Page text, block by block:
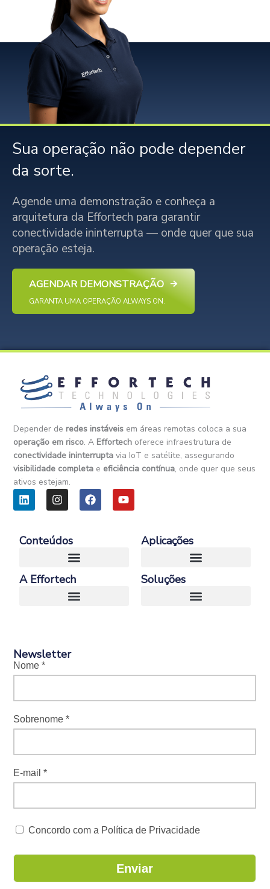
Sua operação não pode depender
da sorte.
Agende uma demonstração e conheça a
arquitetura da Effortech para garantir
conectividade ininterrupta — onde quer que sua
operação esteja.
AGENDAR DEMONSTRAÇÃO
GARANTA UMA OPERAÇÃO ALWAYS ON.
Depender de redes instáveis em áreas remotas coloca a sua
operação em risco. A Effortech oferece infraestrutura de
conectividade ininterrupta via IoT e satélite, assegurando
visibilidade completa e eficiência contínua, onde quer que seus
ativos estejam.
L
i
n
e
d
I
n
s
a
g
m
F
a
c
Y
o
u
Aplicações
Soluções
Conteúdos
A Effortech
Newsletter